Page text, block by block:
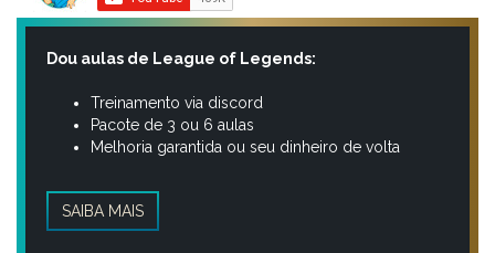
Dou aulas de League of Legends:
Treinamento via discord
Pacote de 3 ou 6 aulas
Melhoria garantida ou seu dinheiro de volta
SAIBA MAIS